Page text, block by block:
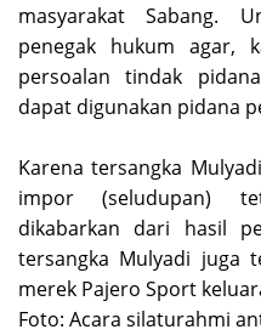
masyarakat Sabang.
penegak hukum agar,
persoalan tindak
dapat digunakan pidana
Karena tersangka
impor (seludupan)
dikabarkan dari hasil
tersangka Mulyadi juga
merek Pajero Sport
Foto: Acara silaturahmi